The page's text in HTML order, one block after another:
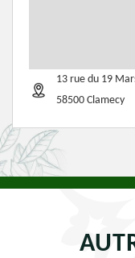
13 rue du 19
58500 Clamecy